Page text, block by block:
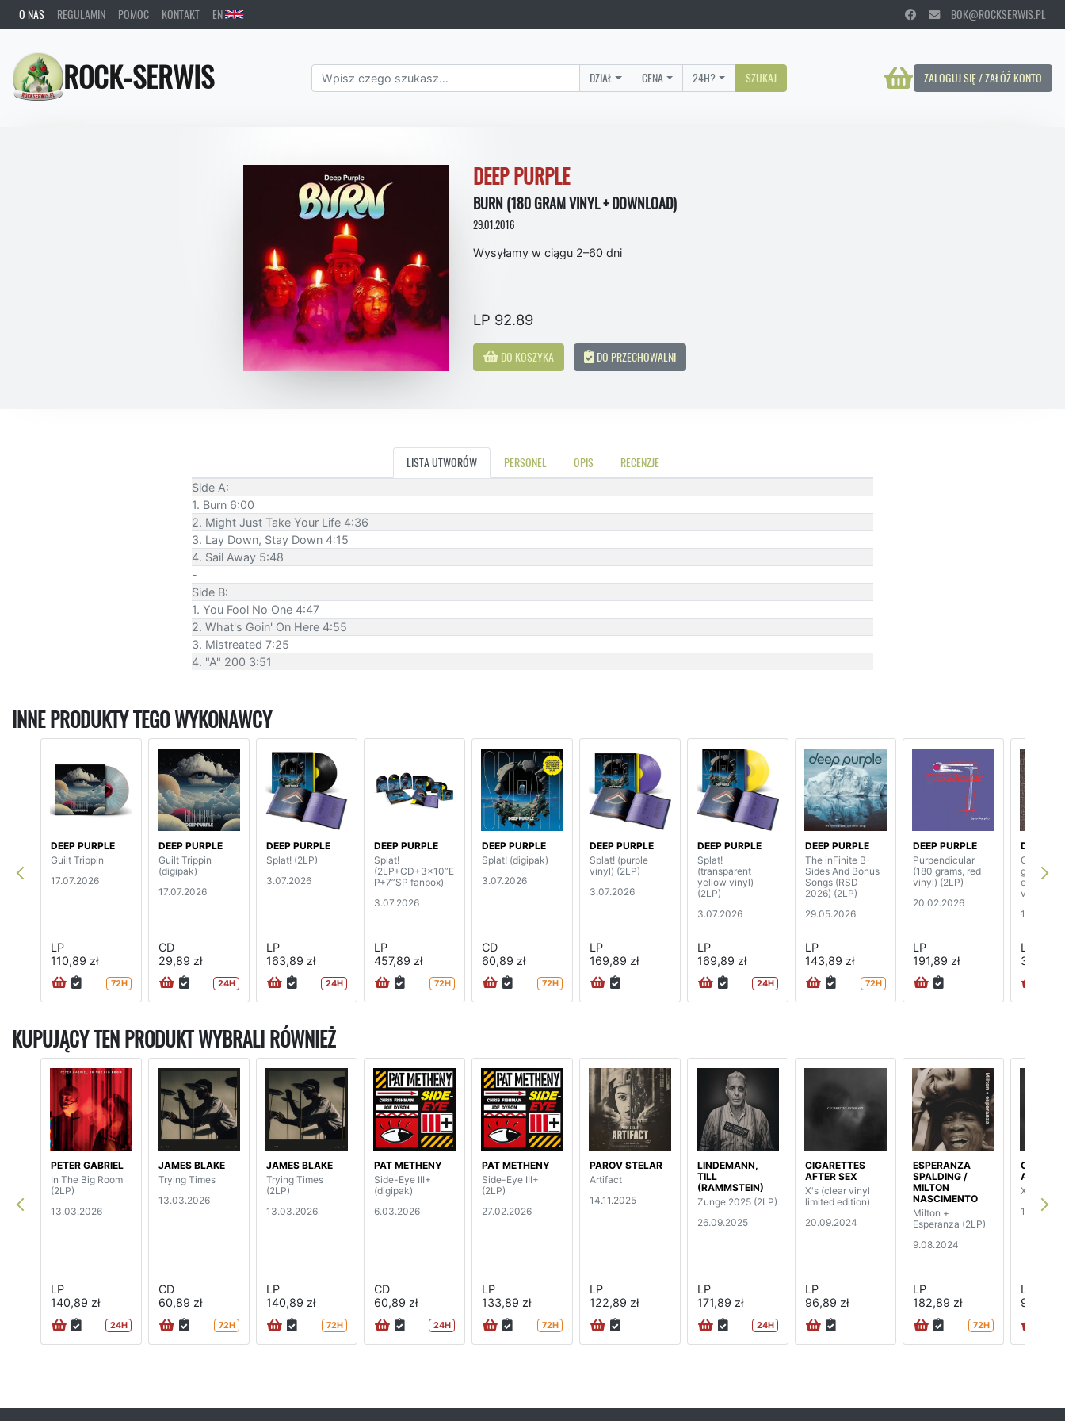
O NAS REGULAMIN POMOC KONTAKT EN BOK@ROCKSERWIS.PL
ROCK-SERWIS ZALOGUJ SIĘ / ZAŁÓŻ KONTO
DZIAŁ CENA 24H? SZUKAJ
DEEP PURPLE
BURN (180 GRAM VINYL + DOWNLOAD)
29.01.2016
Wysyłamy w ciągu 2–60 dni
LP 92.89
DO KOSZYKA DO PRZECHOWALNI
LISTA UTWORÓW PERSONEL OPIS RECENZJE
Side A:
1. Burn 6:00
2. Might Just Take Your Life 4:36
3. Lay Down, Stay Down 4:15
4. Sail Away 5:48
-
Side B:
1. You Fool No One 4:47
2. What's Goin' On Here 4:55
3. Mistreated 7:25
4. "A" 200 3:51
INNE PRODUKTY TEGO WYKONAWCY
DEEP PURPLE
Guilt Trippin
17.07.2026
LP
110,89 zł
72H
DEEP PURPLE
Guilt Trippin
(digipak)
17.07.2026
CD
29,89 zł
24H
DEEP PURPLE
Splat! (2LP)
3.07.2026
LP
163,89 zł
24H
DEEP PURPLE
Splat!
(2LP+CD+3x10”E
P+7”SP fanbox)
3.07.2026
LP
457,89 zł
72H
DEEP PURPLE
Splat! (digipak)
3.07.2026
CD
60,89 zł
72H
DEEP PURPLE
Splat! (purple
vinyl) (2LP)
3.07.2026
LP
169,89 zł
DEEP PURPLE
Splat!
(transparent
yellow vinyl)
(2LP)
3.07.2026
LP
169,89 zł
24H
DEEP PURPLE
The inFinite B-
Sides And Bonus
Songs (RSD
2026) (2LP)
29.05.2026
LP
143,89 zł
72H
DEEP PURPLE
Purpendicular
(180 grams, red
vinyl) (2LP)
20.02.2026
LP
191,89 zł
DEEP
Greatest
grams,
edition
vinyl)
LP
378,89
KUPUJĄCY TEN PRODUKT WYBRALI RÓWNIEŻ
PETER GABRIEL
In The Big Room
(2LP)
13.03.2026
LP
140,89 zł
24H
JAMES BLAKE
Trying Times
13.03.2026
CD
60,89 zł
72H
JAMES BLAKE
Trying Times
(2LP)
13.03.2026
LP
140,89 zł
72H
PAT METHENY
Side-Eye III+
(digipak)
6.03.2026
CD
60,89 zł
24H
PAT METHENY
Side-Eye III+
(2LP)
27.02.2026
LP
133,89 zł
72H
PAROV STELAR
Artifact
14.11.2025
LP
122,89 zł
LINDEMANN,
TILL
(RAMMSTEIN)
Zunge 2025 (2LP)
26.09.2025
LP
171,89 zł
24H
CIGARETTES
AFTER SEX
X's (clear vinyl
limited edition)
20.09.2024
LP
96,89 zł
ESPERANZA
SPALDING /
MILTON
NASCIMENTO
Milton +
Esperanza (2LP)
9.08.2024
LP
182,89 zł
72H
AFTER
X's
LP
96,89 zł